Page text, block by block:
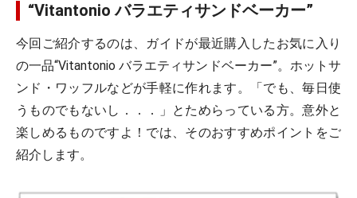
“Vitantonio バラエティサンドベーカー”
今回ご紹介するのは、ガイドが最近購入したお気に入り
の一品“Vitantonio バラエティサンドベーカー”。ホットサ
ンド・ワッフルなどが手軽に作れます。「でも、毎日使
うものでもないし．．．」とためらっている方。意外と
楽しめるものですよ！では、そのおすすめポイントをご
紹介します。